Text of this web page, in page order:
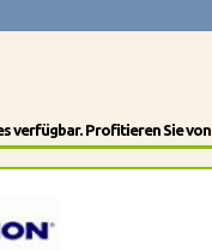
verfügbar. Profitieren Sie